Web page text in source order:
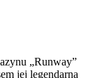
„Runway”
jej legendarna